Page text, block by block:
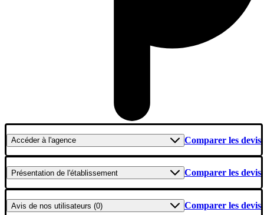
Accéderà l'agence Comparer les devis
Présentation de l'établissement Comparer les devis
Avis de nos utilisateurs (0) Comparer les devis